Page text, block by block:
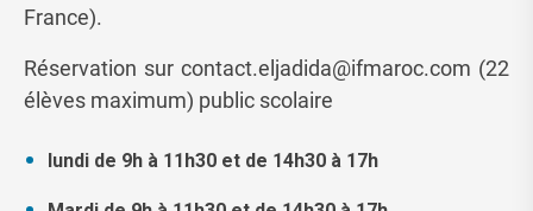
France).
Réservation sur contact.eljadida@ifmaroc.com (22
élèves maximum) public scolaire
lundi de 9h à 11h30 et de 14h30 à 17h